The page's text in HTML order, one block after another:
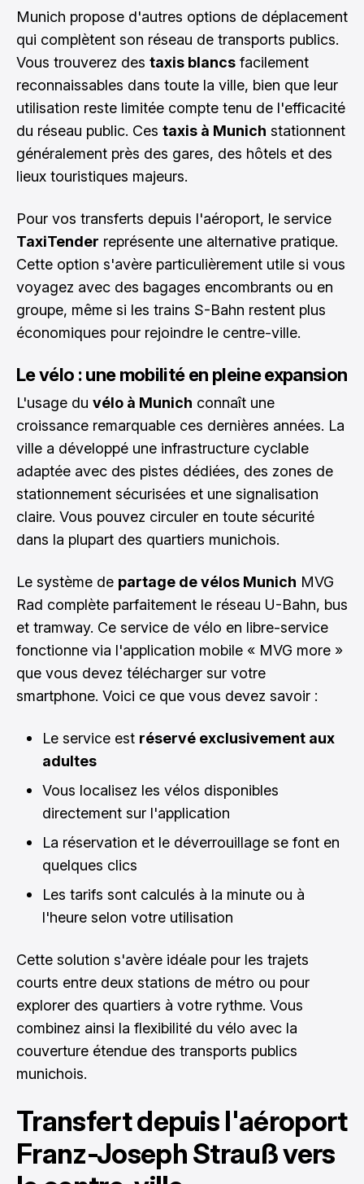
Munich propose d'autres options de déplacement
qui complètent son réseau de transports publics.
Vous trouverez des taxis blancs facilement
reconnaissables dans toute la ville, bien que leur
utilisation reste limitée compte tenu de l'efficacité
du réseau public. Ces taxis à Munich stationnent
généralement près des gares, des hôtels et des
lieux touristiques majeurs.
Pour vos transferts depuis l'aéroport, le service
TaxiTender représente une alternative pratique.
Cette option s'avère particulièrement utile si vous
voyagez avec des bagages encombrants ou en
groupe, même si les trains S-Bahn restent plus
économiques pour rejoindre le centre-ville.
Le vélo : une mobilité en pleine expansion
L'usage du vélo à Munich connaît une
croissance remarquable ces dernières années. La
ville a développé une infrastructure cyclable
adaptée avec des pistes dédiées, des zones de
stationnement sécurisées et une signalisation
claire. Vous pouvez circuler en toute sécurité
dans la plupart des quartiers munichois.
Le système de partage de vélos Munich MVG
Rad complète parfaitement le réseau U-Bahn, bus
et tramway. Ce service de vélo en libre-service
fonctionne via l'application mobile « MVG more »
que vous devez télécharger sur votre
smartphone. Voici ce que vous devez savoir :
Le service est réservé exclusivement aux
adultes
Vous localisez les vélos disponibles
directement sur l'application
La réservation et le déverrouillage se font en
quelques clics
Les tarifs sont calculés à la minute ou à
l'heure selon votre utilisation
Cette solution s'avère idéale pour les trajets
courts entre deux stations de métro ou pour
explorer des quartiers à votre rythme. Vous
combinez ainsi la flexibilité du vélo avec la
couverture étendue des transports publics
munichois.
Transfert depuis l'aéroport
Franz-Joseph Strauß vers